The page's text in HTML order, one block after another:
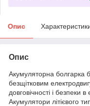
Опис
Опис
Акумуляторна болгарка
безщітковим
довговічності і безпеки
Акумулятори літієвого